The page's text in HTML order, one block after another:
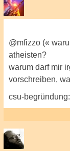
@mfizzo («
atheisten?
warum darf mir
vorschreiben,
csu-